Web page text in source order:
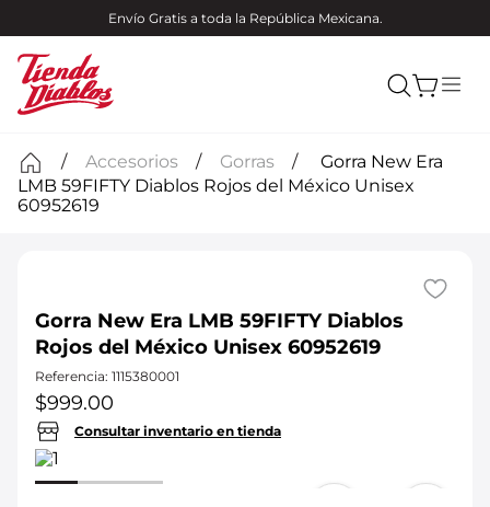
Envío Gratis a toda la República Mexicana.
Accesorios Gorras
Gorra New Era
LMB 59FIFTY Diablos Rojos del México Unisex
60952619
Gorra New Era LMB 59FIFTY Diablos
Rojos del México Unisex 60952619
Referencia: 1115380001
$999.00
Consultar inventario en tienda